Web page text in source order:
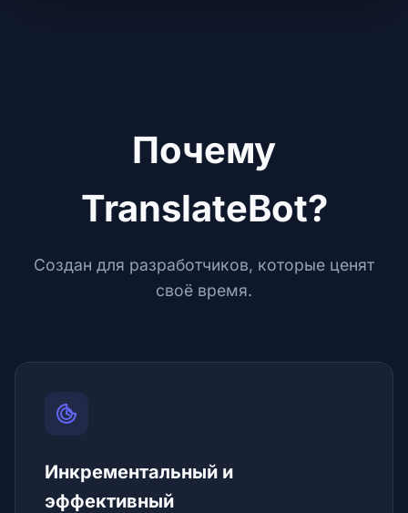
Почему
TranslateBot?
Создан для разработчиков, которые ценят
своё время.
Инкрементальный и
эффективный